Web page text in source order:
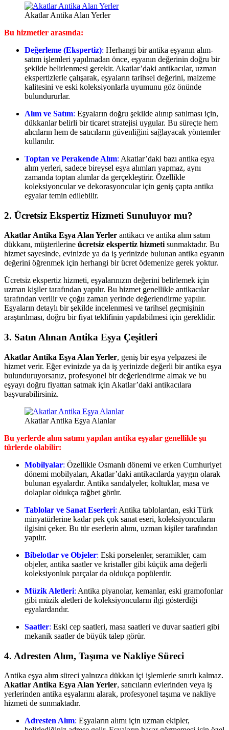
Akatlar Antika Alan Yerler
Bu hizmetler arasında:
Değerleme (Ekspertiz): Herhangi bir antika eşyanın alım-
satım işlemleri yapılmadan önce, eşyanın değerinin doğru bir
şekilde belirlenmesi gerekir. Akatlar’daki antikacılar, uzman
ekspertizlerle çalışarak, eşyaların tarihsel değerini, malzeme
kalitesini ve eski koleksiyonlarla uyumunu göz önünde
bulundururlar.
Alım ve Satım: Eşyaların doğru şekilde alınıp satılması için,
dükkanlar belirli bir ticaret stratejisi uygular. Bu süreçte hem
alıcıların hem de satıcıların güvenliğini sağlayacak yöntemler
kullanılır.
Toptan ve Perakende Alım: Akatlar’daki bazı antika eşya
alım yerleri, sadece bireysel eşya alımları yapmaz, aynı
zamanda toptan alımlar da gerçekleştirir. Özellikle
koleksiyoncular ve dekorasyoncular için geniş çapta antika
eşyalar temin edilebilir.
2. Ücretsiz Ekspertiz Hizmeti Sunuluyor mu?
Akatlar Antika Eşya Alan Yerler antikacı ve antika alım satım
dükkanı, müşterilerine ücretsiz ekspertiz hizmeti sunmaktadır. Bu
hizmet sayesinde, evinizde ya da iş yerinizde bulunan antika eşyanın
değerini öğrenmek için herhangi bir ücret ödemenize gerek yoktur.
Ücretsiz ekspertiz hizmeti, eşyalarınızın değerini belirlemek için
uzman kişiler tarafından yapılır. Bu hizmet genellikle antikacılar
tarafından verilir ve çoğu zaman yerinde değerlendirme yapılır.
Eşyaların detaylı bir şekilde incelenmesi ve tarihsel geçmişinin
araştırılması, doğru bir fiyat teklifinin yapılabilmesi için gereklidir.
3. Satın Alınan Antika Eşya Çeşitleri
Akatlar Antika Eşya Alan Yerler, geniş bir eşya yelpazesi ile
hizmet verir. Eğer evinizde ya da iş yerinizde değerli bir antika eşya
bulunduruyorsanız, profesyonel bir değerlendirme almak ve bu
eşyayı doğru fiyattan satmak için Akatlar’daki antikacılara
başvurabilirsiniz.
Akatlar Antika Eşya Alanlar
Bu yerlerde alım satımı yapılan antika eşyalar genellikle şu
türlerde olabilir:
Mobilyalar: Özellikle Osmanlı dönemi ve erken Cumhuriyet
dönemi mobilyaları, Akatlar’daki antikacılarda yaygın olarak
bulunan eşyalardır. Antika sandalyeler, koltuklar, masa ve
dolaplar oldukça rağbet görür.
Tablolar ve Sanat Eserleri: Antika tablolardan, eski Türk
minyatürlerine kadar pek çok sanat eseri, koleksiyoncuların
ilgisini çeker. Bu tür eserlerin alımı, uzman kişiler tarafından
yapılır.
Bibelotlar ve Objeler: Eski porselenler, seramikler, cam
objeler, antika saatler ve kristaller gibi küçük ama değerli
koleksiyonluk parçalar da oldukça popülerdir.
Müzik Aletleri: Antika piyanolar, kemanlar, eski gramofonlar
gibi müzik aletleri de koleksiyoncuların ilgi gösterdiği
eşyalardandır.
Saatler: Eski cep saatleri, masa saatleri ve duvar saatleri gibi
mekanik saatler de büyük talep görür.
4. Adresten Alım, Taşıma ve Nakliye Süreci
Antika eşya alım süreci yalnızca dükkan içi işlemlerle sınırlı kalmaz.
Akatlar Antika Eşya Alan Yerler, satıcıların evlerinden veya iş
yerlerinden antika eşyalarını alarak, profesyonel taşıma ve nakliye
hizmeti de sunmaktadır.
Adresten Alım: Eşyaların alımı için uzman ekipler,